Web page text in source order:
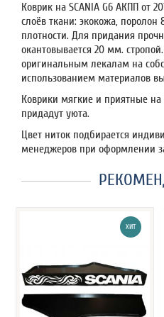
Коврик на SCANIA G6 АКПП от
слоёв ткани: экокожа,
плотности. Для придания
окантовывается 20 мм.
оригинальным лекалам на
использованием материалов
Коврики мягкие и приятные
придадут уюта.
Цвет ниток подбирается
менеджеров при оформлении
ХИТ